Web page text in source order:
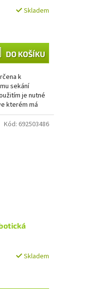
Skladem
DO KOŠÍKU
k
sekání
je nutné
kterém má
Skladem
Kód: 692503486